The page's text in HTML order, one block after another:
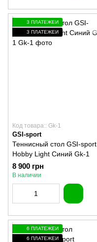
3 ПЛАТЕЖЕЙ
3 ПЛАТЕЖЕЙ
Код товара:: Gk-1
GSI-sport
Теннисный стол GSI-sport
Hobby Light Синий Gk-1
8 900 грн
В наличии
6 ПЛАТЕЖЕЙ
6 ПЛАТЕЖЕЙ